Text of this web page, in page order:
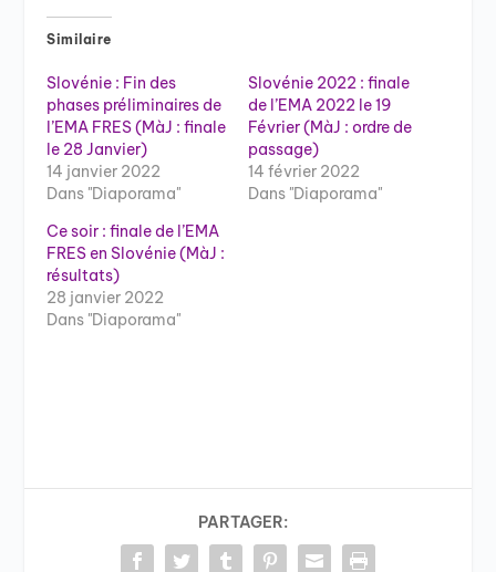
Similaire
Slovénie : Fin des
phases préliminaires de
l’EMA FRES (MàJ : finale
le 28 Janvier)
14 janvier 2022
Dans "Diaporama"
Slovénie 2022 : finale
de l’EMA 2022 le 19
Février (MàJ : ordre de
passage)
14 février 2022
Dans "Diaporama"
Ce soir : finale de l’EMA
FRES en Slovénie (MàJ :
résultats)
28 janvier 2022
Dans "Diaporama"
PARTAGER: